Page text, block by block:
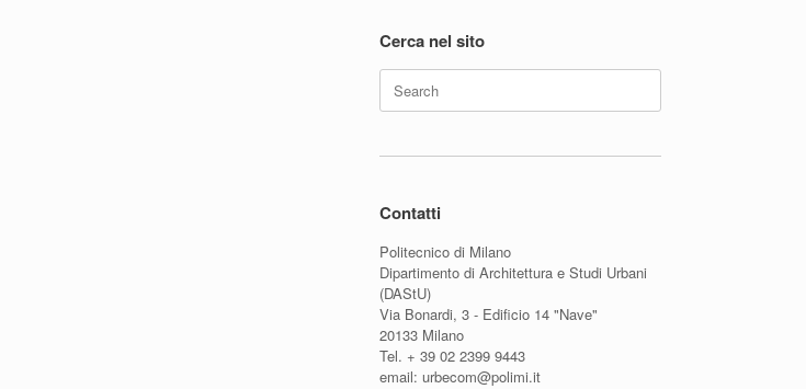
Cerca nel sito
Search
for:
Contatti
Politecnico di Milano
Dipartimento di Architettura e Studi Urbani
(DAStU)
Via Bonardi, 3 - Edificio 14 "Nave"
20133 Milano
Tel. + 39 02 2399 9443
email: urbecom@polimi.it